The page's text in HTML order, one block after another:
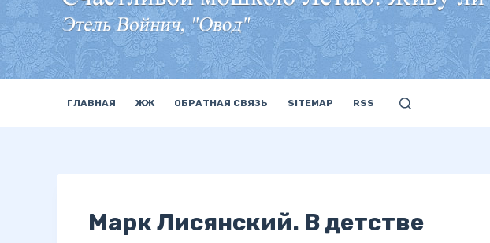
т
и
к
с
ГЛАВНАЯ ЖЖ ОБРАТНАЯ СВЯЗЬ SITEMAP RSS
Марк Лисянский. В детстве